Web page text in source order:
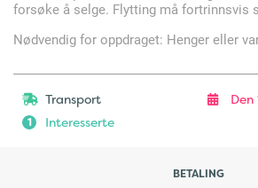
forsøke å selge. Flytting må fortrinnsvis
Nødvendig for oppdraget: Henger eller
Transport
1 Interesserte
BETALING